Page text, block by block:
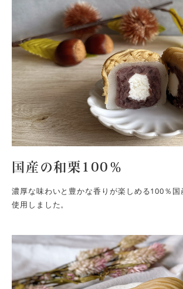
国産の和栗100％
濃厚な味わいと豊かな香りが楽しめる100％国
使用しました。